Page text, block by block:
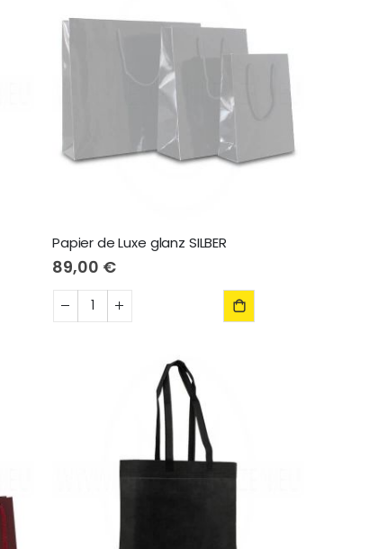
Papier de Luxe glanz SILBER
89,00 €